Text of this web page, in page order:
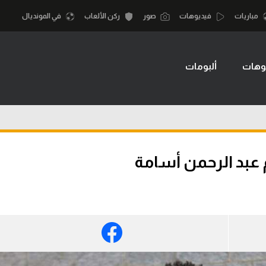
الكرة الإفريقية
الدوري الإنجليزي
الدوري الإسباني
كرة السلة
كرة سلة
رياضة نسائية
مباريات فيديوهات صور ركن الألعاب في المونديال
ألبومات
الرحمن أسامة